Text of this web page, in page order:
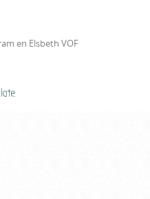
en Elsbeth VOF